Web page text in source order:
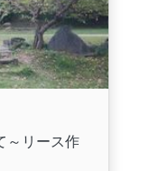
～リース作